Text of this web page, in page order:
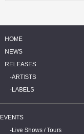
HOME
NEWS
RELEASES
ARTISTS
LABELS
EVENTS
Live Shows / Tours